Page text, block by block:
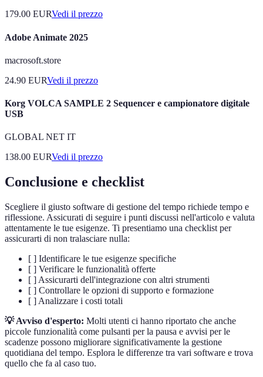
179.00 EURVedi il prezzo
Adobe Animate 2025
macrosoft.store
24.90 EURVedi il prezzo
Korg VOLCA SAMPLE 2 Sequencer e campionatore digitale
USB
GLOBAL NET IT
138.00 EURVedi il prezzo
Conclusione e checklist
Scegliere il giusto software di gestione del tempo richiede tempo e
riflessione. Assicurati di seguire i punti discussi nell'articolo e valuta
attentamente le tue esigenze. Ti presentiamo una checklist per
assicurarti di non tralasciare nulla:
[ ] Identificare le tue esigenze specifiche
[ ] Verificare le funzionalità offerte
[ ] Assicurarti dell'integrazione con altri strumenti
[ ] Controllare le opzioni di supporto e formazione
[ ] Analizzare i costi totali
💡 Avviso d'esperto: Molti utenti ci hanno riportato che anche
piccole funzionalità come pulsanti per la pausa e avvisi per le
scadenze possono migliorare significativamente la gestione
quotidiana del tempo. Esplora le differenze tra vari software e trova
quello che fa al caso tuo.